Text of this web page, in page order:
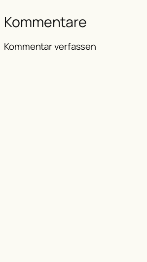
Kommentare
Kommentar verfassen